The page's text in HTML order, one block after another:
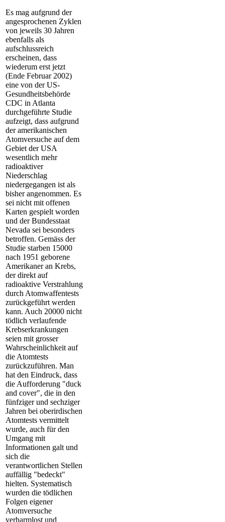
Es mag aufgrund der
angesprochenen Zyklen
von jeweils 30 Jahren
ebenfalls als
aufschlussreich
erscheinen, dass
wiederum erst jetzt
(Ende Februar 2002)
eine von der US-
Gesundheitsbehörde
CDC in Atlanta
durchgeführte Studie
aufzeigt, dass aufgrund
der amerikanischen
Atomversuche auf dem
Gebiet der USA
wesentlich mehr
radioaktiver
Niederschlag
niedergegangen ist als
bisher angenommen. Es
sei nicht mit offenen
Karten gespielt worden
und der Bundesstaat
Nevada sei besonders
betroffen. Gemäss der
Studie starben 15000
nach 1951 geborene
Amerikaner an Krebs,
der direkt auf
radioaktive Verstrahlung
durch Atomwaffentests
zurückgeführt werden
kann. Auch 20000 nicht
tödlich verlaufende
Krebserkrankungen
seien mit grosser
Wahrscheinlichkeit auf
die Atomtests
zurückzuführen. Man
hat den Eindruck, dass
die Aufforderung "duck
and cover", die in den
fünfziger und sechziger
Jahren bei oberirdischen
Atomtests vermittelt
wurde, auch für den
Umgang mit
Informationen galt und
sich die
verantwortlichen Stellen
auffällig "bedeckt"
hielten. Systematisch
wurden die tödlichen
Folgen eigener
Atomversuche
verharmlost und